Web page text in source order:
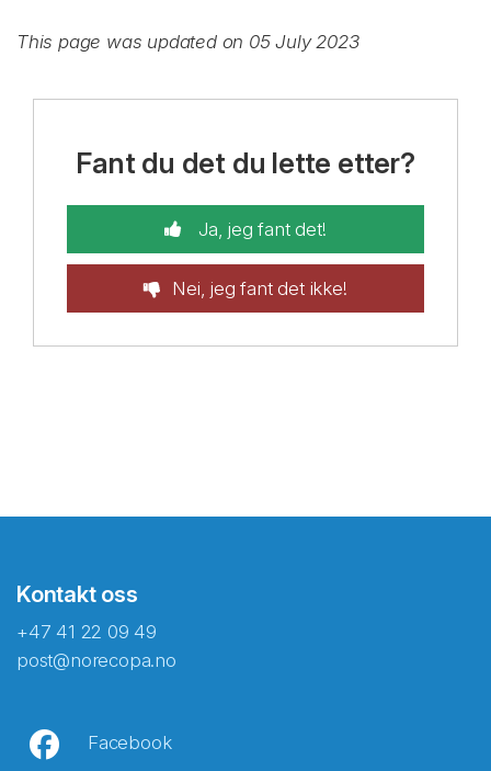
This page was updated on 05 July 2023
Fant du det du lette etter?
Ja, jeg fant det!
Nei, jeg fant det ikke!
Kontakt oss
+47 41 22 09 49
post@norecopa.no
Facebook